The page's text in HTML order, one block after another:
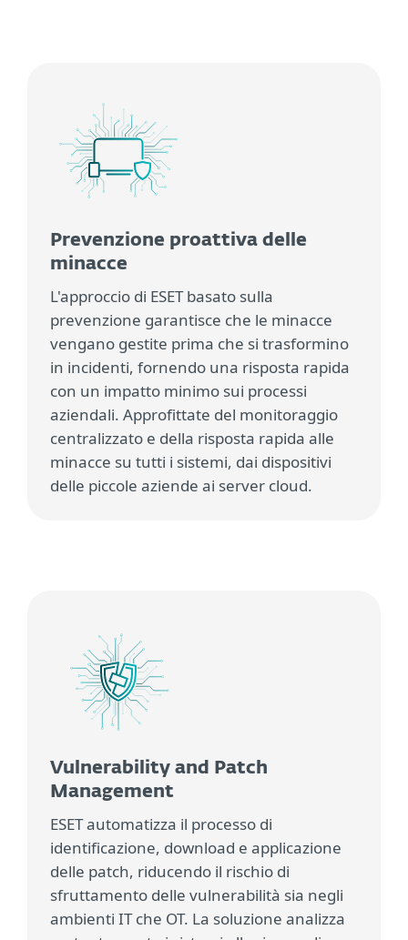
Prevenzione proattiva delle
minacce
L'approccio di ESET basato sulla
prevenzione garantisce che le minacce
vengano gestite prima che si trasformino
in incidenti, fornendo una risposta rapida
con un impatto minimo sui processi
aziendali. Approfittate del monitoraggio
centralizzato e della risposta rapida alle
minacce su tutti i sistemi, dai dispositivi
delle piccole aziende ai server cloud.
Vulnerability and Patch
Management
ESET automatizza il processo di
identificazione, download e applicazione
delle patch, riducendo il rischio di
sfruttamento delle vulnerabilità sia negli
ambienti IT che OT. La soluzione analizza